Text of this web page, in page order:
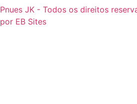
Pnues JK - Todos os direitos
por EB Sites